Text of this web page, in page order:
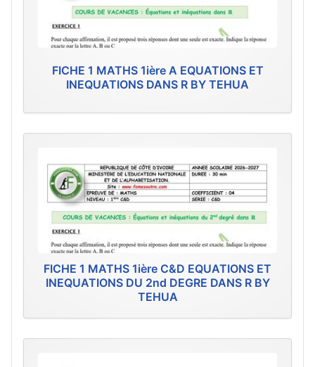
FICHE 1 MATHS 1ière A EQUATIONS ET
INEQUATIONS DANS R BY TEHUA
FICHE 1 MATHS 1ière C&D EQUATIONS ET
INEQUATIONS DU 2nd DEGRE DANS R BY
TEHUA